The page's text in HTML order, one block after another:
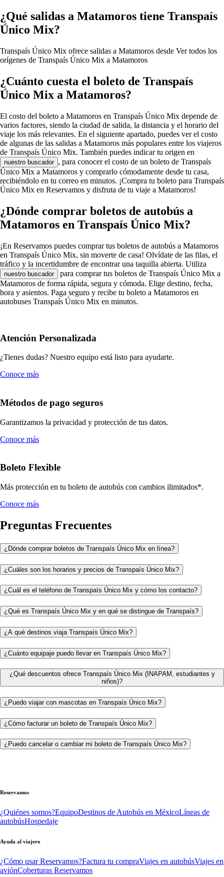
¿Qué salidas a Matamoros tiene Transpaís
Único Mix?
Transpaís Único Mix ofrece salidas a Matamoros desde Ver todos los
orígenes de Transpaís Único Mix a Matamoros
¿Cuánto cuesta el boleto de Transpaís
Único Mix a Matamoros?
El costo del boleto a Matamoros en Transpaís Único Mix depende de
varios factores, siendo la ciudad de salida, la distancia y el horario del
viaje los más relevantes. En el siguiente apartado, puedes ver el costo
de algunas de las salidas a Matamoros más populares entre los viajeros
de Transpaís Único Mix. También puedes indicar tu origen en
nuestro buscador , para conocer el costo de un boleto de Transpaís
Único Mix a Matamoros y comprarlo cómodamente desde tu casa,
recibiéndolo en tu correo en minutos. ¡Compra tu boleto para Transpaís
Único Mix en Reservamos y disfruta de tu viaje a Matamoros!
¿Dónde comprar boletos de autobús a
Matamoros en Transpaís Único Mix?
¡En Reservamos puedes comprar tus boletos de autobús a Matamoros
en Transpaís Único Mix, sin moverte de casa! Olvídate de las filas, el
tráfico y la incertidumbre de encontrar una taquilla abierta. Utiliza
nuestro buscador
para comprar tus boletos de Transpaís Único Mix a
Matamoros de forma rápida, segura y cómoda. Elige destino, fecha,
hora y asientos. Paga seguro y recibe tu boleto a Matamoros en
autobuses Transpaís Único Mix en minutos.
Atención Personalizada
¿Tienes dudas? Nuestro equipo está listo para ayudarte.
Conoce más
Métodos de pago seguros
Garantizamos la privacidad y protección de tus datos.
Conoce más
Boleto Flexible
Más protección en tu boleto de autobús con cambios ilimitados*.
Conoce más
Preguntas Frecuentes
¿Dónde comprar boletos de Transpaís Único Mix en línea?
¿Cuáles son los horarios y precios de Transpaís Único Mix?
¿Cuál es el teléfono de Transpaís Único Mix y cómo los contacto?
¿Qué es Transpaís Único Mix y en qué se distingue de Transpaís?
¿A qué destinos viaja Transpaís Único Mix?
¿Cuánto equipaje puedo llevar en Transpaís Único Mix?
¿Qué descuentos ofrece Transpaís Único Mix (INAPAM, estudiantes y
niños)?
¿Puedo viajar con mascotas en Transpaís Único Mix?
¿Cómo facturar un boleto de Transpaís Único Mix?
¿Puedo cancelar o cambiar mi boleto de Transpaís Único Mix?
Reservamos
¿Quiénes somos?EquipoDestinos de Autobús en MéxicoLíneas de
autobúsHospedaje
Ayuda al viajero
¿Cómo usar Reservamos?Factura tu compraViajes en autobúsViajes en
aviónCoberturas Reservamos